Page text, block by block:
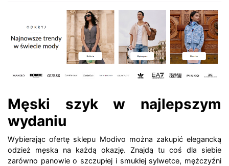
Męski szyk w najlepszym
wydaniu
Wybierając ofertę sklepu Modivo można zakupić elegancką
odzież męska na każdą okazję. Znajdą tu coś dla siebie
zarówno panowie o szczupłej i smukłej sylwetce, mężczyźni